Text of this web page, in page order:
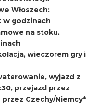
Włoszech:
w godzinach
na stoku,
wieczorem gry i
wyjazd z
przejazd przez
przez Czechy/Niemcy*